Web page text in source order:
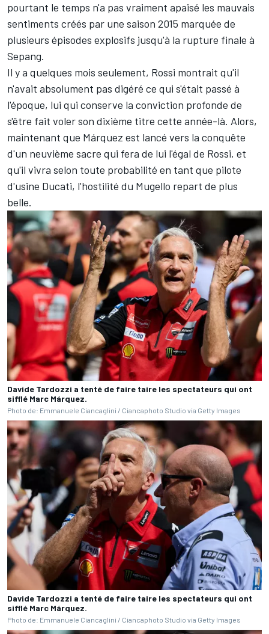
pourtant le temps n'a pas vraiment apaisé les mauvais
sentiments créés par une saison 2015 marquée de
plusieurs épisodes explosifs jusqu'à la rupture finale à
Sepang.
Il y a quelques mois seulement, Rossi montrait qu'il
n'avait absolument pas digéré ce qui s'était passé à
l'époque, lui qui conserve la conviction profonde de
s'être fait voler son dixième titre cette année-là. Alors,
maintenant que Márquez est lancé vers la conquête
d'un neuvième sacre qui fera de lui l'égal de Rossi, et
qu'il vivra selon toute probabilité en tant que pilote
d'usine Ducati, l'hostilité du Mugello repart de plus
belle.
Davide Tardozzi a tenté de faire taire les spectateurs qui ont
sifflé Marc Márquez.
Photo de: Emmanuele Ciancaglini / Ciancaphoto Studio via Getty Images
Davide Tardozzi a tenté de faire taire les spectateurs qui ont
sifflé Marc Márquez.
Photo de: Emmanuele Ciancaglini / Ciancaphoto Studio via Getty Images